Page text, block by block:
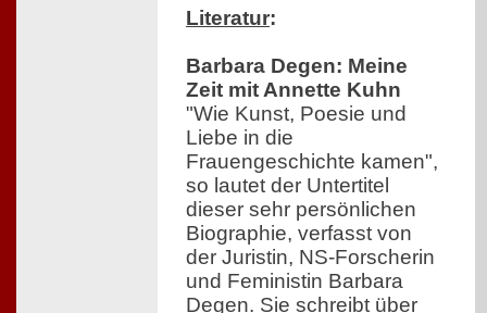
Literatur:
Barbara Degen: Meine
Zeit mit Annette Kuhn
"Wie Kunst, Poesie und
Liebe in die
Frauengeschichte kamen",
so lautet der Untertitel
dieser sehr persönlichen
Biographie, verfasst von
der Juristin, NS-Forscherin
und Feministin Barbara
Degen. Sie schreibt über